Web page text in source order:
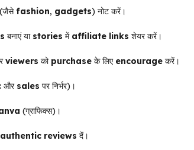
(जैसे fashion, gadgets) नोट करें।
बनाएं या stories में affiliate links शेयर करें।
viewers को purchase के लिए encourage करें।
और sales पर निर्भर)।
(ग्राफिक्स)।
authentic reviews दें।